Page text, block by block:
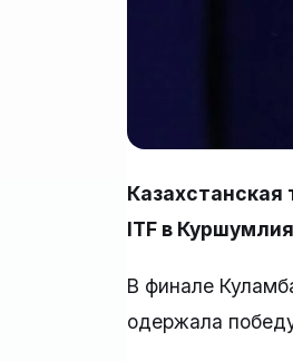
ITF в
В финале
одержала